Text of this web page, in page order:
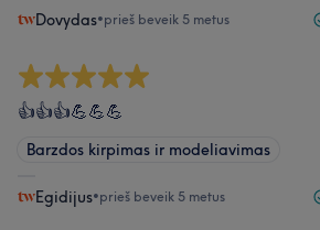
Dovydas•prieš beveik 5 metus
👍👍👍💪💪💪
Barzdos kirpimas ir modeliavimas
Egidijus•prieš beveik 5 metus